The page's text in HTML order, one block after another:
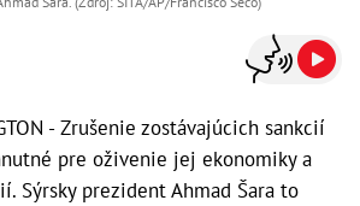
- Zrušenie zostávajúcich sankcií
pre oživenie jej ekonomiky a
Sýrsky prezident Ahmad Šara to